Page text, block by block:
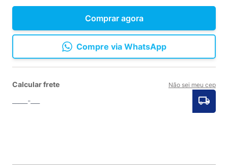
Comprar agora
Compre via WhatsApp
Calcular frete Não sei meu cep